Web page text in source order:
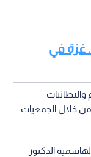
غزة في
والبطانيات
من خلال الجمعيات
الدكتور